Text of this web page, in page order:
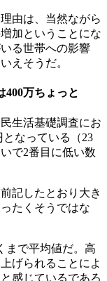
由は、当然ながら
加ということにな
る世帯への影響
えそうだ。
400万ちょっと
生活基礎調査にお
なっている（23
で2番目に低い数
記したとおり大き
たくそうではな
まで平均値だ。高
げられることによ
感じているであろ